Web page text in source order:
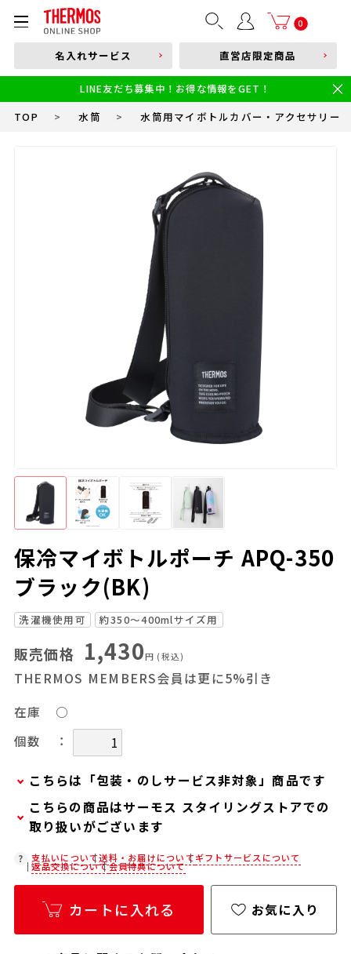
0
部品購入はこちら
本体品番やキーワードを入力
食洗機対応 新製品
幼児・園児向け水筒
小学生 低・中学年向け水筒
小学生 中・高学年向け水筒
名入れサービス 直営店限定商品
LINE友だち募集中！お得な情報をGET！
TOP > 水筒 > 水筒用マイボトルカバー・アクセサリー
保冷マイボトルポーチ APQ-350
ブラック(BK)
洗濯機使用可 約350～400mlサイズ用
販売価格 1,430円 (税込)
THERMOS MEMBERS会員は更に5%引き
在庫
○
個数
：
こちらは「包装・のしサービス非対象」商品です
当商品は弊社でのお包みには対応しておりませ
ん。
お客様ご自身で包装する際にお使いいただけるギ
フト用品をご用意しておりますので、セルフラッ
ピング用のギフトバッグや手提げ袋が必要な場合
は、以下より合わせてご購入ください。
通常商品用ギフト用品
こちらの商品はサーモス スタイリングストアでの
取り扱いがございます
在庫状況につきましては、各店舗までお電話にて
ご確認ください。
店舗紹介ページ
支払いについて送料・お届けについてギフトサービスについて
返品交換について会員特典について
カートに入れる お気に入り